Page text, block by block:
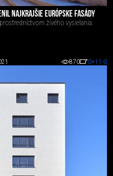
NAJKRAJŠIE EURÓPSKE FASÁDY
živého vysielania.
870 0+11 -0